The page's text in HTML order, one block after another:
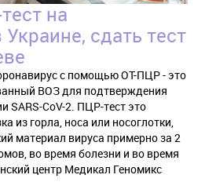
на
сдать тест
с помощью ОТ-ПЦР - это
ВОЗ для подтверждения
SARS-CoV-2. ПЦР-тест это
из горла, носа или носоглотки,
материал вируса примерно за 2
во время болезни и во время
центр Медикал Геномикс